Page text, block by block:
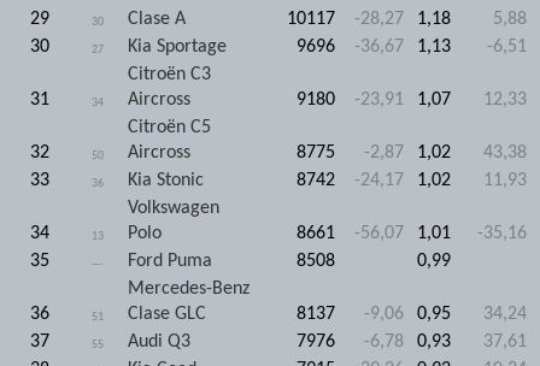
29 30
Clase A
10117 -28,27 1,18
5,88
30
27 Kia Sportage 9696 -36,67 1,13 -6,51
31 34
Citroën C3
Aircross
9180 -23,91 1,07 12,33
32 50
Citroën C5
Aircross
8775 -2,87 1,02
43,38
33
36 Kia Stonic 8742 -24,17 1,02 11,93
34 13
Volkswagen
Polo
8661 -56,07 1,01
-35,16
35
--- Ford Puma 8508 0,99
36 51
Mercedes-Benz
Clase GLC
8137 -9,06 0,95
34,24
37
55 Audi Q3 7976 -6,78 0,93
37,61